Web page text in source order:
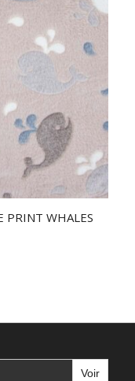
PRINT WHALES